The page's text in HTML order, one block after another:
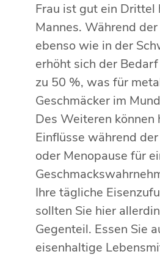
Frau ist gut ein Drittel
Mannes. Während
ebenso wie in der
erhöht sich der
zu 50 %, was für
Geschmäcker im
Des Weiteren können
Einflüsse während
oder Menopause für
Ihre tägliche
sollten Sie hier
Gegenteil. Essen Sie
eisenhaltige